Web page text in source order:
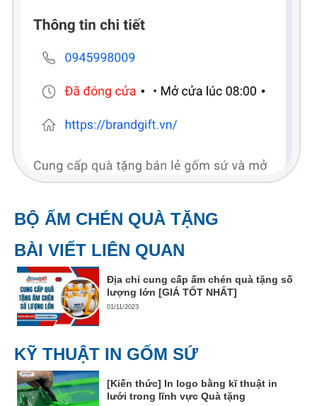
BỘ ẤM CHÉN QUÀ TẶNG
BÀI VIẾT LIÊN QUAN
Địa chỉ cung cấp ấm chén quà tặng số
lượng lớn [GIÁ TỐT NHẤT]
01/11/2023
KỸ THUẬT IN GỐM SỨ
[Kiến thức] In logo bằng kĩ thuật in
lưới trong lĩnh vực Quà tặng